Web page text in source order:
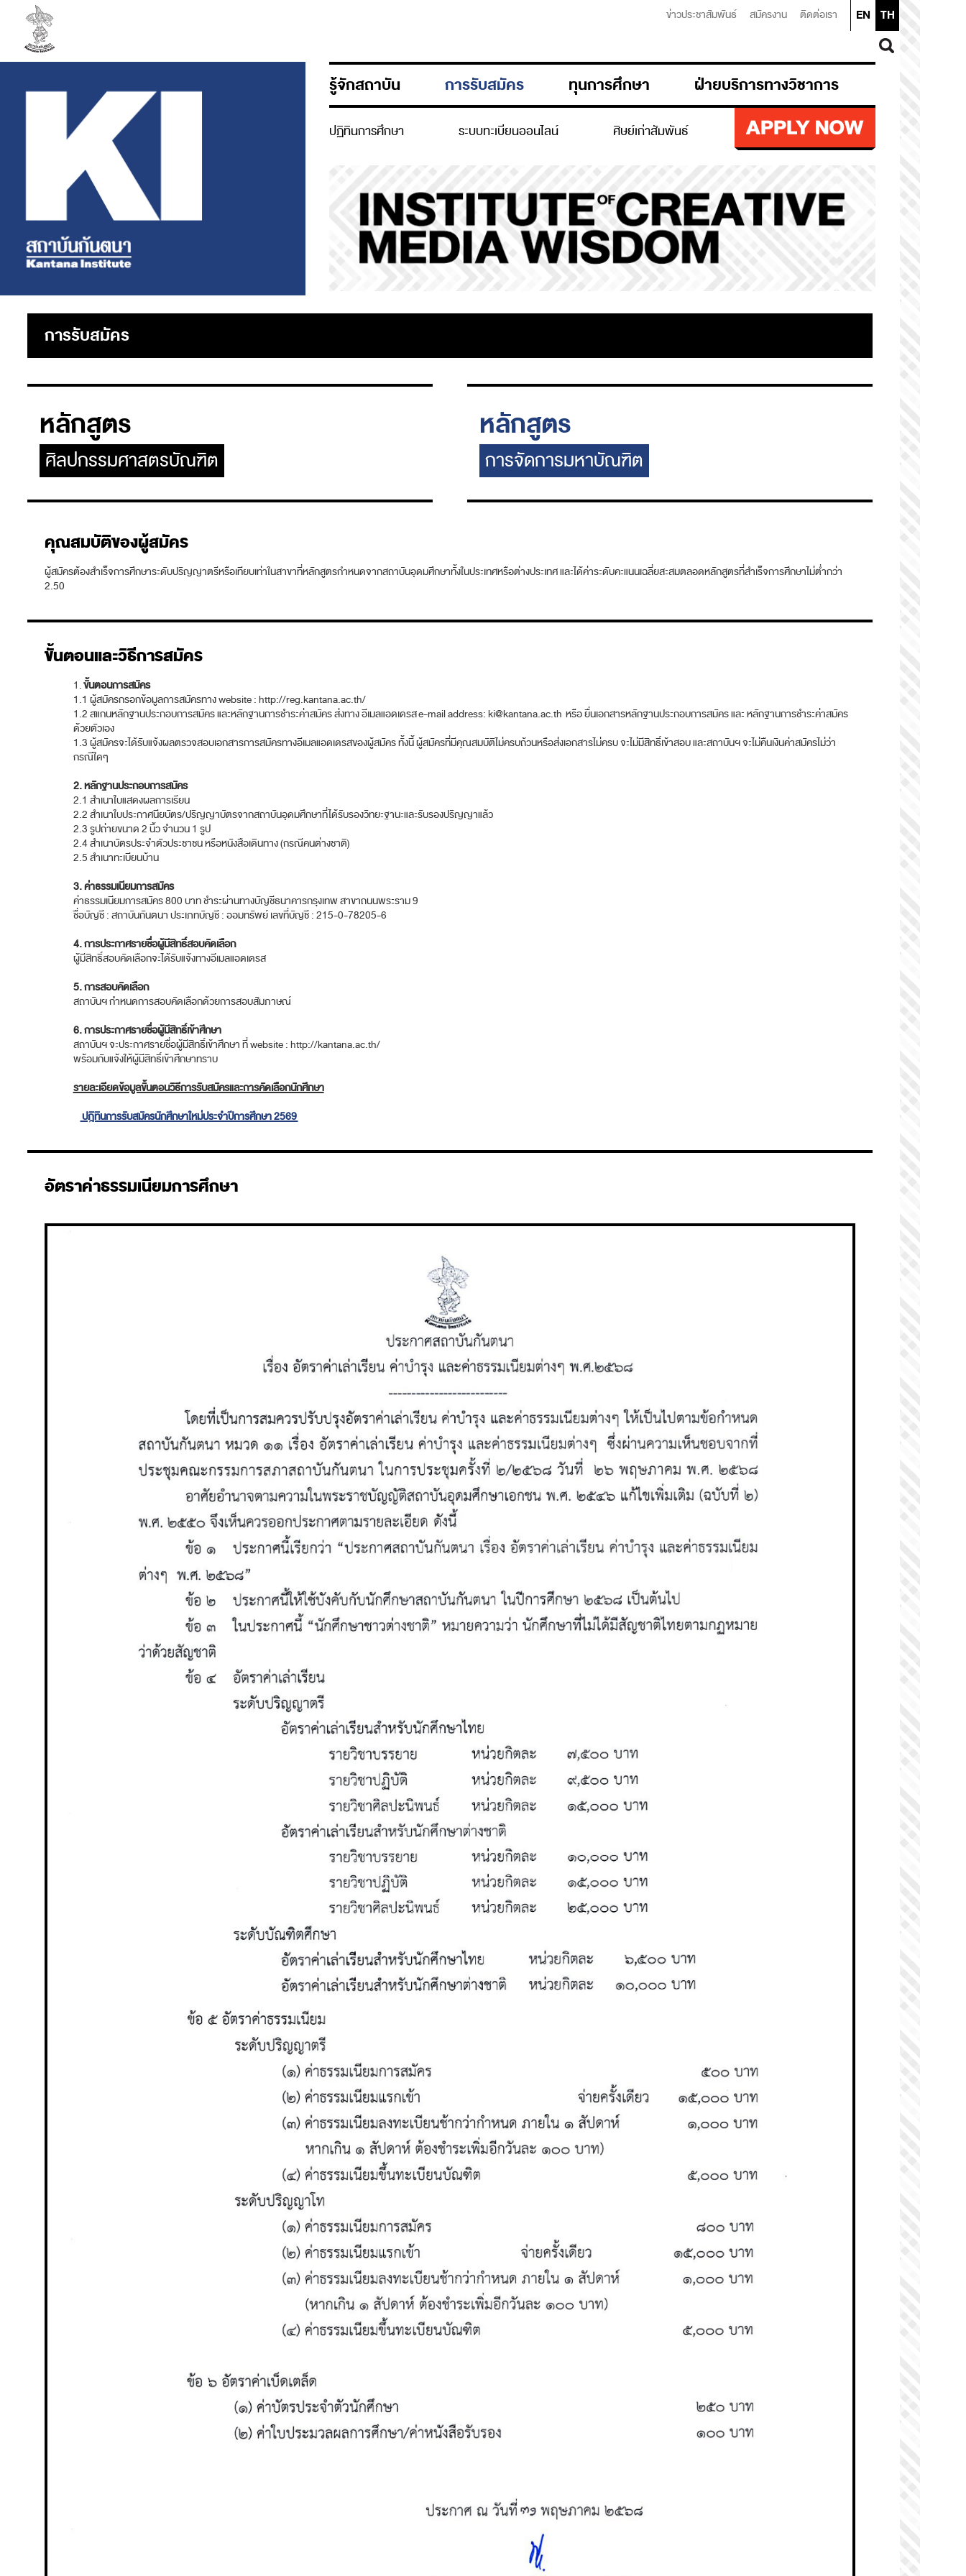
ข่าวประชาสัมพันธ์ สมัครงาน ติดต่อเรา EN TH
รู้จักสถาบัน การรับสมัคร ทุนการศึกษา ฝ่ายบริการทางวิชาการ
ปฏิทินการศึกษา ระบบทะเบียนออนไลน์ ศิษย์เก่าสัมพันธ์
การรับสมัคร
หลักสูตร
ศิลปกรรมศาสตรบัณฑิต
หลักสูตร
การจัดการมหาบัณฑิต
คุณสมบัติของผู้สมัคร
ผู้สมัครต้องสำเร็จการศึกษาระดับปริญญาตรีหรือเทียบเท่าในสาขาที่หลักสูตรกำหนดจากสถาบันอุดมศึกษาทั้งในประเทศหรือต่างประเทศ และได้ค่าระดับคะแนนเฉลี่ยสะสมตลอดหลักสูตรที่สำเร็จการศึกษาไม่ต่ำกว่า
2.50
ขั้นตอนและวิธีการสมัคร
1.ขั้นตอนการสมัคร
1.1 ผู้สมัครกรอกข้อมูลการสมัครทาง website : http://reg.kantana.ac.th/
1.2 สแกนหลักฐานประกอบการสมัคร และหลักฐานการชำระค่าสมัคร ส่งทาง อีเมลแอดเดรส e-mail address: ki@kantana.ac.th หรือ ยื่นเอกสารหลักฐานประกอบการสมัคร และ หลักฐานการชำระค่าสมัคร
ด้วยตัวเอง
1.3 ผู้สมัครจะได้รับแจ้งผลตรวจสอบเอกสารการสมัครทางอีเมลแอดเดรสของผู้สมัคร ทั้งนี้ ผู้สมัครที่มีคุณสมบัติไม่ครบถ้วนหรือส่งเอกสารไม่ครบ จะไม่มีสิทธิ์เข้าสอบ และสถาบันฯ จะไม่คืนเงินค่าสมัครไม่ว่า
กรณีใดๆ
2. หลักฐานประกอบการสมัคร
2.1 สำเนาใบแสดงผลการเรียน
2.2 สำเนาใบประกาศนียบัตร/ปริญญาบัตรจากสถาบันอุดมศึกษาที่ได้รับรองวิทยะฐานะและรับรองปริญญาแล้ว
2.3 รูปถ่ายขนาด 2 นิ้ว จำนวน 1 รูป
2.4 สำเนาบัตรประจำตัวประชาชน หรือหนังสือเดินทาง (กรณีคนต่างชาติ)
2.5 สำเนาทะเบียนบ้าน
3. ค่าธรรมเนียมการสมัคร
ค่าธรรมเนียมการสมัคร 800 บาท ชำระผ่านทางบัญชีธนาคารกรุงเทพ สาขาถนนพระราม 9
ชื่อบัญชี : สถาบันกันตนา ประเภทบัญชี : ออมทรัพย์ เลขที่บัญชี : 215-0-78205-6
4. การประกาศรายชื่อผู้มีสิทธิ์สอบคัดเลือก
ผู้มีสิทธิ์สอบคัดเลือกจะได้รับแจ้งทางอีเมลแอดเดรส
5. การสอบคัดเลือก
สถาบันฯ กำหนดการสอบคัดเลือกด้วยการสอบสัมภาษณ์
6. การประกาศรายชื่อผู้มีสิทธิ์เข้าศึกษา
สถาบันฯ จะประกาศรายชื่อผู้มีสิทธิ์เข้าศึกษา ที่ website : http://kantana.ac.th/
พร้อมกับแจ้งให้ผู้มีสิทธิ์เข้าศึกษาทราบ
รายละเอียดข้อมูลขั้นตอนวิธีการรับสมัครและการคัดเลือกนักศึกษา
ปฎิทินการรับสมัครนักศึกษาใหม่ประจำปีการศึกษา 2569
อัตราค่าธรรมเนียมการศึกษา